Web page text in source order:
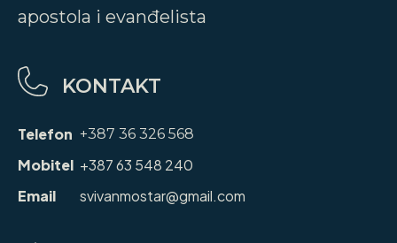
apostola i evanđelista
KONTAKT
Telefon +387 36 326 568
Mobitel +387 63 548 240
Email
svivanmostar@gmail.com